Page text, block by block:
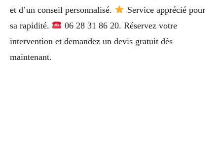
et d’un conseil personnalisé.
Service apprécié pour
sa rapidité.
06 28 31 86 20. Réservez votre
intervention et demandez un devis gratuit dès
maintenant.